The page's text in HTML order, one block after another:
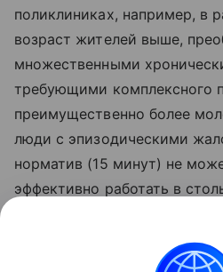
поликлиниках, например, в
возраст жителей выше,
множественными
требующими комплексного
преимущественно более
люди с эпизодическими
норматив (15 минут) не
эффективно работать в
локальную специфику и
продолжительность приема